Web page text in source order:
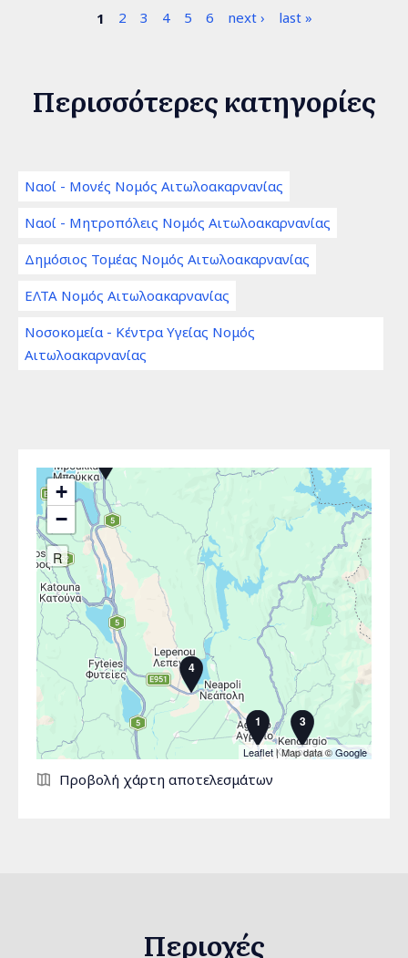
Σελίδες
1 2 3 4 5 6 next › last »
Περισσότερες κατηγορίες
Ναοί - Μονές Νομός Αιτωλοακαρνανίας
Ναοί - Μητροπόλεις Νομός Αιτωλοακαρνανίας
Δημόσιος Τομέας Νομός Αιτωλοακαρνανίας
ΕΛΤΑ Νομός Αιτωλοακαρνανίας
Νοσοκομεία - Κέντρα Υγείας Νομός
Αιτωλοακαρνανίας
1 3
4
+
−
R
Leaflet| Map data ©Google
Σελίδες
Προβολή χάρτη αποτελεσμάτων
Περιοχές